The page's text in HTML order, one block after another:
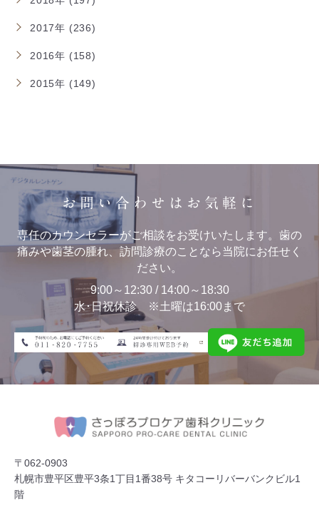
2017年 (236)
2016年 (158)
2015年 (149)
お問い合わせはお気軽に
専任のカウンセラーがご相談をお受けいたします。歯の
痛みや歯茎の腫れ、訪問診療のことなら当院にお任せく
ださい。
9:00～12:30 / 14:00～18:30
水･日祝休診 ※土曜は16:00まで
〒062-0903
札幌市豊平区豊平3条1丁目1番38号 キタコーリバーバンクビル1
階